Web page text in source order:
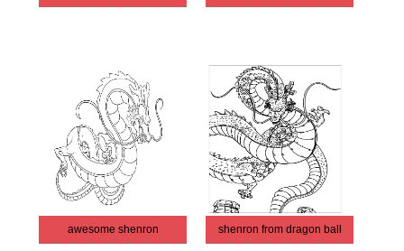
awesome shenron shenron from dragon ball